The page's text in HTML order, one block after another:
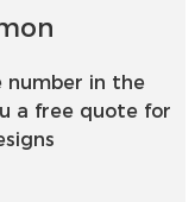
number in the
a free quote for